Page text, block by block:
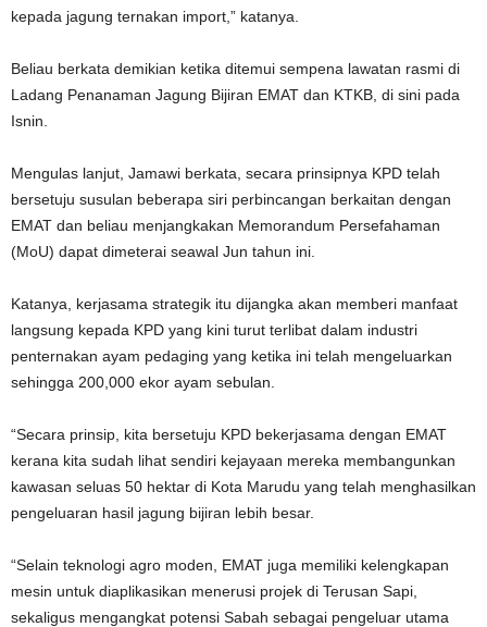
kepada jagung ternakan import,” katanya.
Beliau berkata demikian ketika ditemui sempena lawatan rasmi di
Ladang Penanaman Jagung Bijiran EMAT dan KTKB, di sini pada
Isnin.
Mengulas lanjut, Jamawi berkata, secara prinsipnya KPD telah
bersetuju susulan beberapa siri perbincangan berkaitan dengan
EMAT dan beliau menjangkakan Memorandum Persefahaman
(MoU) dapat dimeterai seawal Jun tahun ini.
Katanya, kerjasama strategik itu dijangka akan memberi manfaat
langsung kepada KPD yang kini turut terlibat dalam industri
penternakan ayam pedaging yang ketika ini telah mengeluarkan
sehingga 200,000 ekor ayam sebulan.
“Secara prinsip, kita bersetuju KPD bekerjasama dengan EMAT
kerana kita sudah lihat sendiri kejayaan mereka membangunkan
kawasan seluas 50 hektar di Kota Marudu yang telah menghasilkan
pengeluaran hasil jagung bijiran lebih besar.
“Selain teknologi agro moden, EMAT juga memiliki kelengkapan
mesin untuk diaplikasikan menerusi projek di Terusan Sapi,
sekaligus mengangkat potensi Sabah sebagai pengeluar utama